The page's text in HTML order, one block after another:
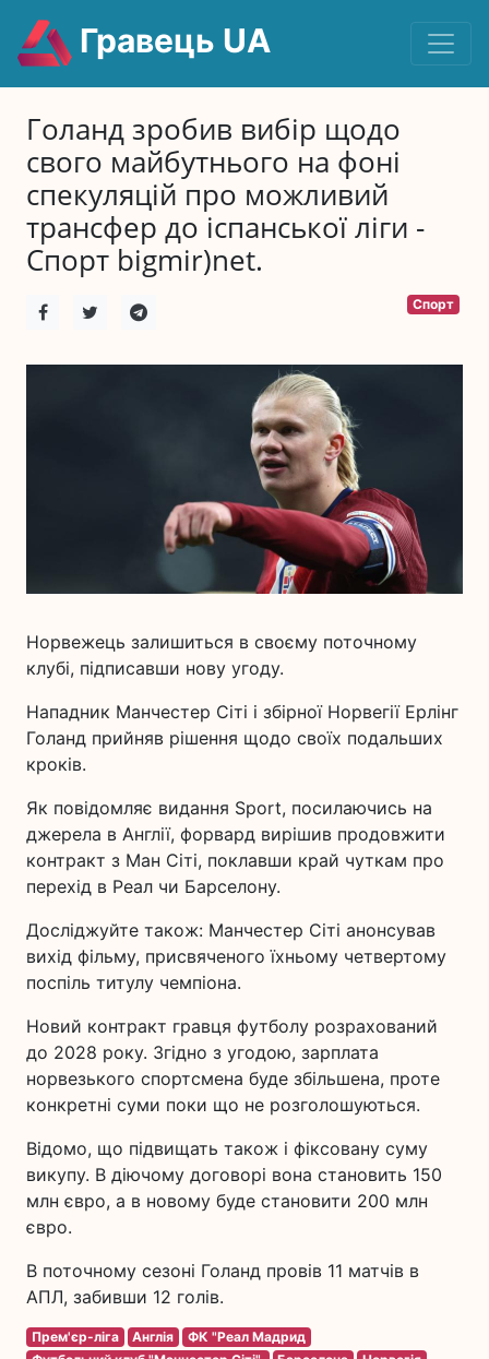
Гравець UA
Голанд зробив вибір щодо
свого майбутнього на фоні
спекуляцій про можливий
трансфер до іспанської ліги -
Спорт bigmir)net.
Спорт
Норвежець залишиться в своєму поточному
клубі, підписавши нову угоду.
Нападник Манчестер Сіті і збірної Норвегії Ерлінг
Голанд прийняв рішення щодо своїх подальших
кроків.
Як повідомляє видання Sport, посилаючись на
джерела в Англії, форвард вирішив продовжити
контракт з Ман Сіті, поклавши край чуткам про
перехід в Реал чи Барселону.
Досліджуйте також: Манчестер Сіті анонсував
вихід фільму, присвяченого їхньому четвертому
поспіль титулу чемпіона.
Новий контракт гравця футболу розрахований
до 2028 року. Згідно з угодою, зарплата
норвезького спортсмена буде збільшена, проте
конкретні суми поки що не розголошуються.
Відомо, що підвищать також і фіксовану суму
викупу. В діючому договорі вона становить 150
млн євро, а в новому буде становити 200 млн
євро.
В поточному сезоні Голанд провів 11 матчів в
АПЛ, забивши 12 голів.
Прем'єр-ліга Англія
ФК "Реал Мадрид